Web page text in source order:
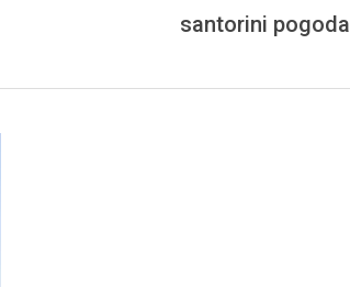
santorini pogoda